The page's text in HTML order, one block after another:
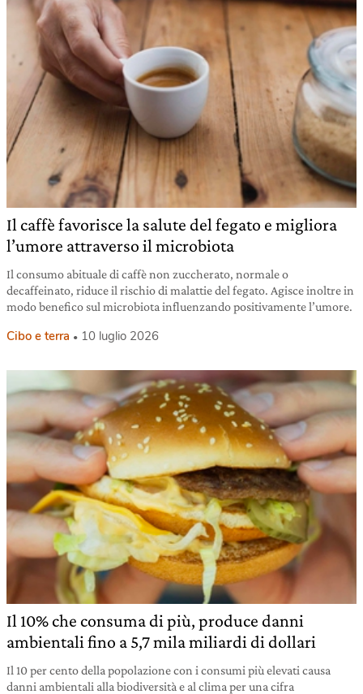
Il caffè favorisce la salute del fegato e migliora
l’umore attraverso il microbiota
Il consumo abituale di caffè non zuccherato, normale o
decaffeinato, riduce il rischio di malattie del fegato. Agisce inoltre in
modo benefico sul microbiota influenzando positivamente l’umore.
Cibo e terra 10 luglio 2026
Il 10% che consuma di più, produce danni
ambientali fino a 5,7 mila miliardi di dollari
Il 10 per cento della popolazione con i consumi più elevati causa
danni ambientali alla biodiversità e al clima per una cifra